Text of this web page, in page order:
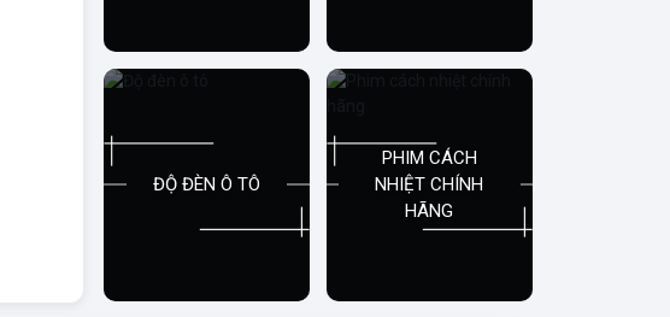
ĐỘ ĐÈN Ô TÔ
PHIM CÁCH
NHIỆT CHÍNH
HÃNG